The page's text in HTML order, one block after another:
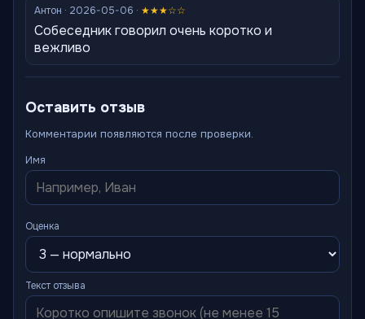
Антон · 2026-05-06 · ★★★☆☆
Собеседник говорил очень коротко и
вежливо
Оставить отзыв
Комментарии появляются после проверки.
Имя
Оценка
Текст отзыва